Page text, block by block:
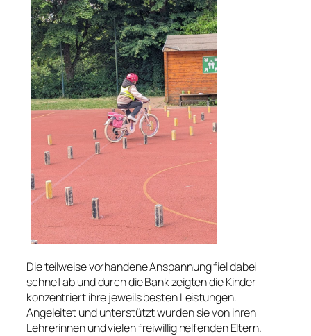
Die teilweise vorhandene Anspannung fiel dabei
schnell ab und durch die Bank zeigten die Kinder
konzentriert ihre jeweils besten Leistungen.
Angeleitet und unterstützt wurden sie von ihren
Lehrerinnen und vielen freiwillig helfenden Eltern.